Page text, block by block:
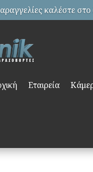
καλέστε
Εταιρεία